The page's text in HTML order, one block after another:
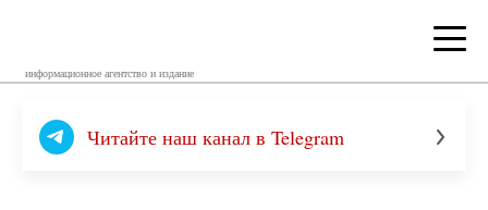
информационное агентство и издание
Читайте наш канал в Telegram